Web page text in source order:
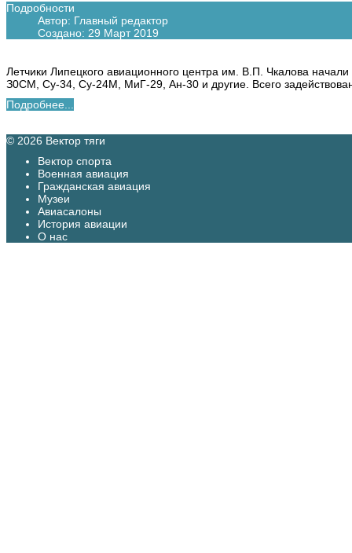
Подробности
Автор: Главный редактор
Создано: 29 Март 2019
Летчики Липецкого авиационного центра им. В.П. Чкалова
З0СМ, Су-34, Су-24М, МиГ-29, Ан-30 и другие. Всего
Подробнее...
© 2026 Вектор тяги
Вектор спорта
Военная авиация
Гражданская авиация
Музеи
Авиасалоны
История авиации
О нас